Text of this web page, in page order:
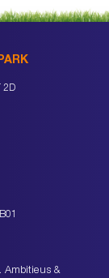
2D
Ambitieus &